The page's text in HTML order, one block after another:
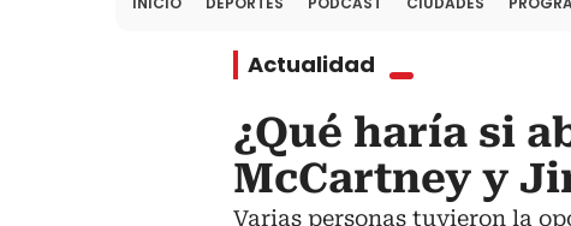
Actualidad
¿Qué haría si
McCartney y
Varias personas tuvieron la